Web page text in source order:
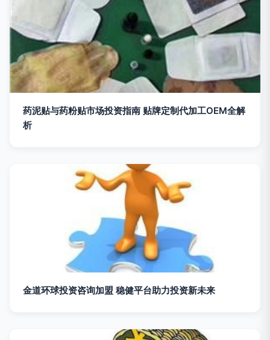
药泥贴与药粉贴市场投资指南 贴牌定制代加工OEM全解
析
金道环球投资咨询加盟 稳健平台助力投资新未来